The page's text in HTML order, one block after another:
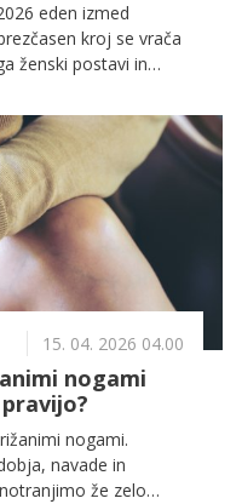
eden izmed
kroj se vrača
ženski postavi in
česar jih modne
ključne kose
15. 04. 2026 04.00
nogami
nogami.
navade in
že zelo